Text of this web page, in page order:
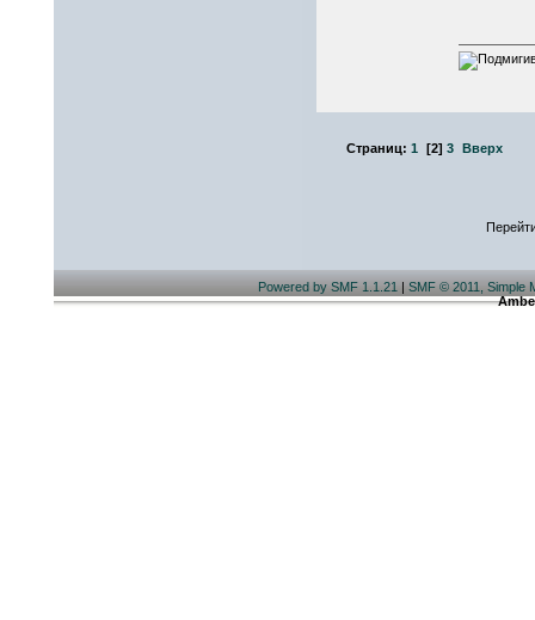
Страниц: 1 [2] 3 Вверх
Powered by SMF 1.1.21 | SMF © 2011, Simple